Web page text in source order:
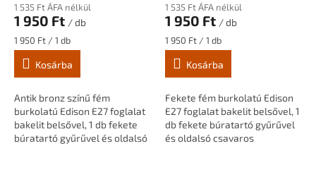
1 535 Ft ÁFA nélkül
1 950 Ft / db
Egységár:
1 950 Ft / 1 db
Kosárba
Antik bronz színű fém
burkolatú Edison E27 foglalat
bakelit belsővel, 1 db fekete
búratartó gyűrűvel és oldalsó
1 535 Ft ÁFA nélkül
1 950 Ft / db
Egységár:
1 950 Ft / 1 db
Kosárba
Fekete fém burkolatú Edison
E27 foglalat bakelit belsővel, 1
db fekete búratartó gyűrűvel
és oldalsó csavaros